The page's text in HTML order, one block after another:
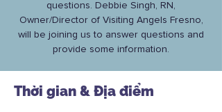
questions. Debbie Singh, RN,
Owner/Director of Visiting Angels Fresno,
will be joining us to answer questions and
provide some information.
Thời gian & Địa điểm